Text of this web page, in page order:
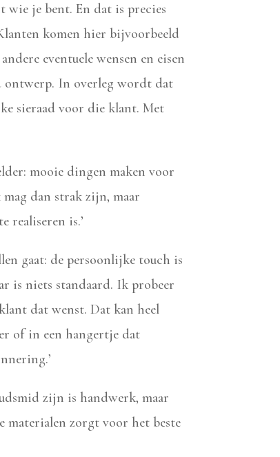
wie je bent. En dat is precies
komen hier bijvoorbeeld
eventuele wensen en eisen
ontwerp. In overleg wordt dat
sieraad voor die klant. Met
mooie dingen maken voor
dan strak zijn, maar
realiseren is.’
gaat: de persoonlijke touch is
is niets standaard. Ik probeer
dat wenst. Dat kan heel
of in een hangertje dat
zijn is handwerk, maar
materialen zorgt voor het beste